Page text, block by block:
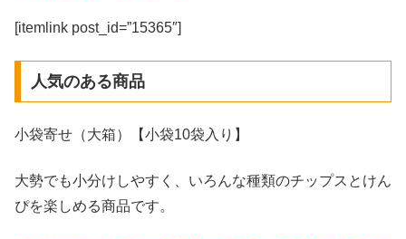
[itemlink post_id=”15365″]
人気のある商品
小袋寄せ（大箱）【小袋10袋入り】
大勢でも小分けしやすく、いろんな種類のチップスとけん
ぴを楽しめる商品です。